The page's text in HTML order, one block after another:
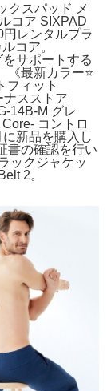
クスパッド メ
コア SIXPAD
レンタルプラ
コア。
サポートする
《最新カラー⭐️
フィット
スストア
14B-M グレ
コントロ
新品を購入し
書の確認を行い
ックジャケッ
2。